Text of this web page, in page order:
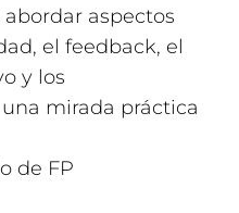
aspectos
el feedback, el
y los
mirada práctica
de FP